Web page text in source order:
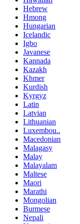
Hebrew
Hmong
Hungarian
Icelandic
Igbo
Javanese
Kannada
Kazakh
Khmer
Kurdish
Kyrgyz
Latin
Latvian
Lithuanian
Luxembou..
Macedonian
Malagasy
Malay
Malayalam
Maltese
Maori
Marathi
Mongolian
Burmese
Nepali